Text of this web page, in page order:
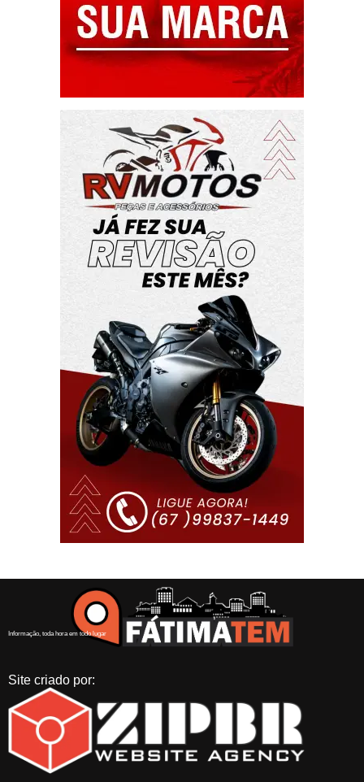
Informação, toda hora em todo lugar
Site criado por: